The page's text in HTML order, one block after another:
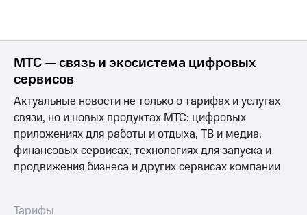
МТС — связь и экосистема цифровых
сервисов
Актуальные новости не только о тарифах и услугах
связи, но и новых продуктах МТС: цифровых
приложениях для работы и отдыха, ТВ и медиа,
финансовых сервисах, технологиях для запуска и
продвижения бизнеса и других сервисах компании
Тарифы